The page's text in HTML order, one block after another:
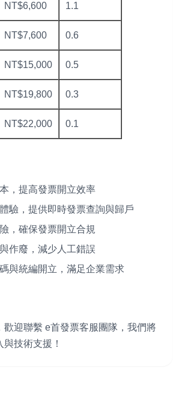
NT$6,600 1.1
NT$7,600 0.6
NT$15,000 0.5
NT$19,800 0.3
NT$22,000 0.1
，提高發票開立效率
驗，提供即時發票查詢與歸戶
，確保發票開立合規
作廢，減少人工錯誤
與統編開立，滿足企業需求
歡迎聯繫 e首發票客服團隊，我們將
技術支援！